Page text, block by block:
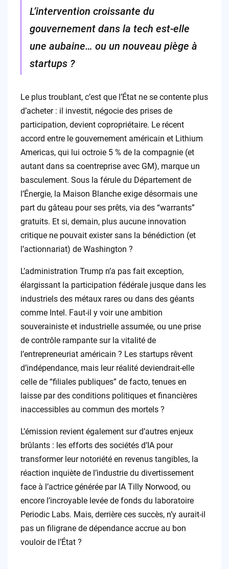
L’intervention croissante du
gouvernement dans la tech est-elle
une aubaine… ou un nouveau piège à
startups ?
Le plus troublant, c’est que l’État ne se contente plus
d’acheter : il investit, négocie des prises de
participation, devient copropriétaire. Le récent
accord entre le gouvernement américain et Lithium
Americas, qui lui octroie 5 % de la compagnie (et
autant dans sa coentreprise avec GM), marque un
basculement. Sous la férule du Département de
l’Énergie, la Maison Blanche exige désormais une
part du gâteau pour ses prêts, via des “warrants”
gratuits. Et si, demain, plus aucune innovation
critique ne pouvait exister sans la bénédiction (et
l’actionnariat) de Washington ?
L’administration Trump n’a pas fait exception,
élargissant la participation fédérale jusque dans les
industriels des métaux rares ou dans des géants
comme Intel. Faut-il y voir une ambition
souverainiste et industrielle assumée, ou une prise
de contrôle rampante sur la vitalité de
l’entrepreneuriat américain ? Les startups rêvent
d’indépendance, mais leur réalité deviendrait-elle
celle de “filiales publiques” de facto, tenues en
laisse par des conditions politiques et financières
inaccessibles au commun des mortels ?
L’émission revient également sur d’autres enjeux
brûlants : les efforts des sociétés d’IA pour
transformer leur notoriété en revenus tangibles, la
réaction inquiète de l’industrie du divertissement
face à l’actrice générée par IA Tilly Norwood, ou
encore l’incroyable levée de fonds du laboratoire
Periodic Labs. Mais, derrière ces succès, n’y aurait-il
pas un filigrane de dépendance accrue au bon
vouloir de l’État ?